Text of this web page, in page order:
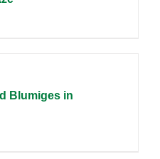
Blumiges in